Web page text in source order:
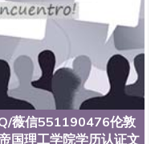
业证551190476申
以吗551190476哪里
哪里可以修改成绩单
查出来吗551190476
如何拿到国外毕业证
证QQ微信551190476
找毕业证封皮
壳定制QQ微信
QQ微信551190476快
国外留学文凭认证
薇信551190476伦敦
国理工学院学历认证文